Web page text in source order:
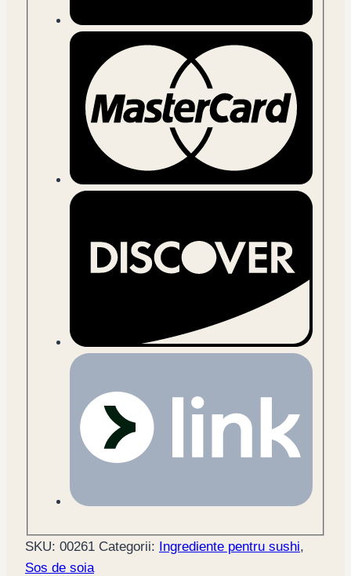
SKU: 00261 Categorii: Ingrediente pentru sushi,
Sos de soia